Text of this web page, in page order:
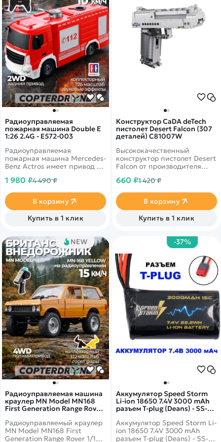
Радиоуправляемая
пожарная машина Double E
1:26 2.4G - E572-003
Радиоуправляемая
пожарная машина Mercedes-
Benz Actros имеет привод на
масштабе 1:26.
дистанционного управления
на помехозащищенной
частоте 2.4Ghz позволяет
контролировать движение
вправо/влево. Модель
оснащена действующей
водонапорной помпой!
1 980 ₽4 490 ₽
В корзину
Купить в 1 клик
Конструктор CaDA deTech
пистолет Desert Falcon (307
деталей) C81007W
Высококачественный
конструктор пистолет Desert
Falcon от производителя
стреляет 6 пульками.
660 ₽1 420 ₽
В корзину
Купить в 1 клик
NEW
Радиоуправляемая машина
краулер MN Model MN168
First Generation Range Rover
Радиоуправляемый краулер
MN Model MN168 First
Generation Range Rover 1/12
-37%
Аккумулятор Speed Storm
Li-ion 18650 7.4V 3000 mAh
разъем T-plug (Deans) - SS-
Аккумулятор Speed Storm Li-
ion 18650 7.4V 3000 mAh
разъем T-plug (Deans) - SS-